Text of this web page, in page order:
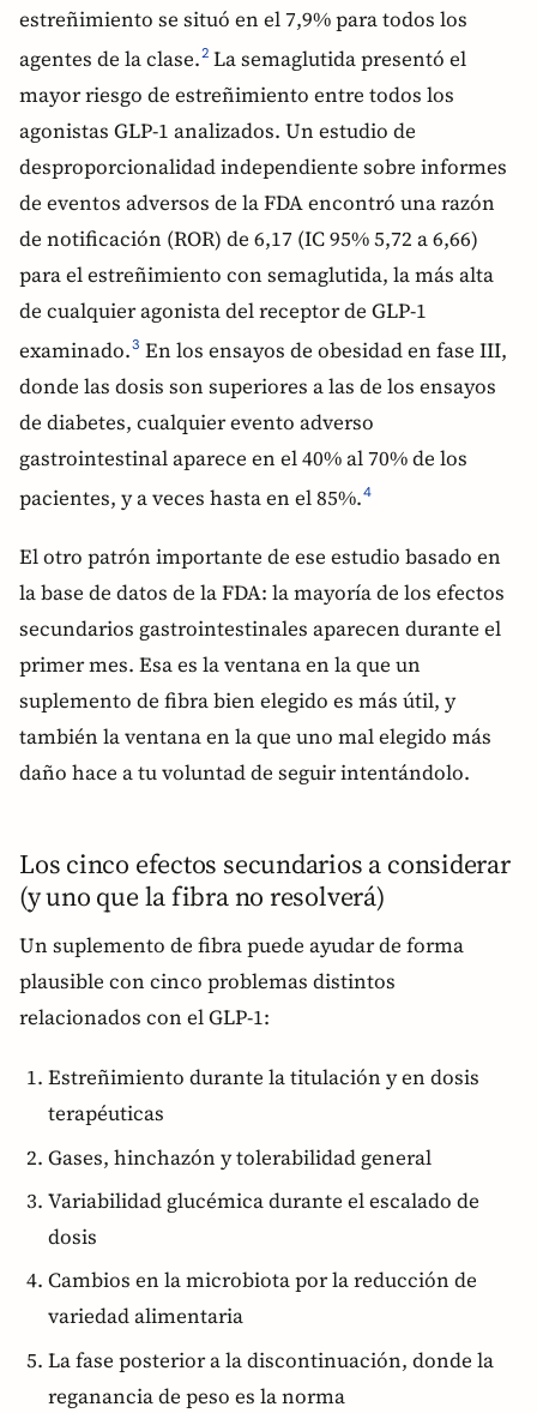
estreñimiento se situó en el 7,9% para todos los
agentes de la clase.2 La semaglutida presentó el
mayor riesgo de estreñimiento entre todos los
agonistas GLP-1 analizados. Un estudio de
desproporcionalidad independiente sobre informes
de eventos adversos de la FDA encontró una razón
de notificación (ROR) de 6,17 (IC 95% 5,72 a 6,66)
para el estreñimiento con semaglutida, la más alta
de cualquier agonista del receptor de GLP-1
examinado.3 En los ensayos de obesidad en fase III,
donde las dosis son superiores a las de los ensayos
de diabetes, cualquier evento adverso
gastrointestinal aparece en el 40% al 70% de los
pacientes, y a veces hasta en el 85%.4
El otro patrón importante de ese estudio basado en
la base de datos de la FDA: la mayoría de los efectos
secundarios gastrointestinales aparecen durante el
primer mes. Esa es la ventana en la que un
suplemento de fibra bien elegido es más útil, y
también la ventana en la que uno mal elegido más
daño hace a tu voluntad de seguir intentándolo.
Los cinco efectos secundarios a considerar
(y uno que la fibra no resolverá)
Un suplemento de fibra puede ayudar de forma
plausible con cinco problemas distintos
relacionados con el GLP-1:
Estreñimiento durante la titulación y en dosis
terapéuticas
Gases, hinchazón y tolerabilidad general
Variabilidad glucémica durante el escalado de
dosis
Cambios en la microbiota por la reducción de
variedad alimentaria
La fase posterior a la discontinuación, donde la
reganancia de peso es la norma